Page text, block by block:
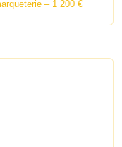
– 1 200 €